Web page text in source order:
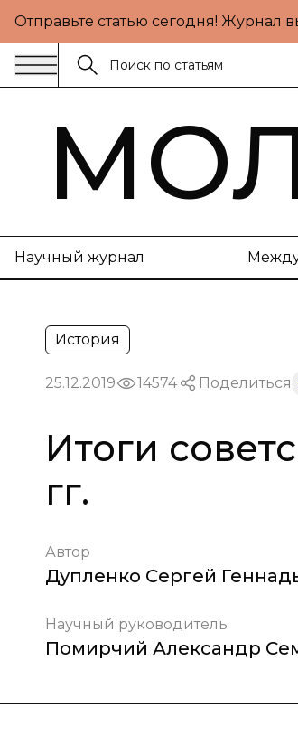
Отправьте статью сегодня! Журнал
Научный журнал
История
25.12.2019 14574 Поделиться
Итоги
гг.
Автор
Дупленко Сергей
Научный руководитель
Помирчий Александр